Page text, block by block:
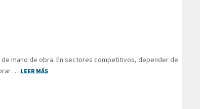
mano de obra. En sectores competitivos, depender de
… LEER MÁS